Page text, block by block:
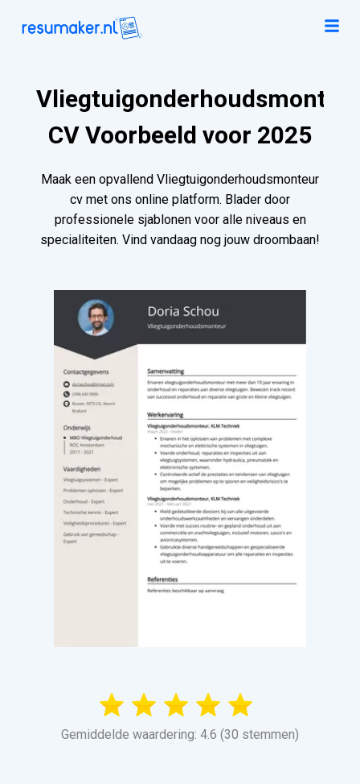
CV Voorbeeld voor 2025
Maak een opvallend Vliegtuigonderhoudsmonteur
cv met ons online platform. Blader door
professionele sjablonen voor alle niveaus en
specialiteiten. Vind vandaag nog jouw droombaan!
Gemiddelde waardering: 4.6 (30 stemmen)